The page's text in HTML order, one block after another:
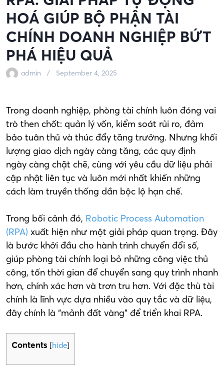
HOÁ GIÚP BỘ PHẬN TÀI
CHÍNH DOANH NGHIỆP BỨT
PHÁ HIỆU QUẢ
admin September 4, 2025
Trong doanh nghiệp, phòng tài chính luôn đóng vai
trò then chốt: quản lý vốn, kiểm soát rủi ro, đảm
bảo tuân thủ và thúc đẩy tăng trưởng. Nhưng khối
lượng giao dịch ngày càng tăng, các quy định
ngày càng chặt chẽ, cùng với yêu cầu dữ liệu phải
cập nhật liên tục và luôn mới nhất khiến những
cách làm truyền thống dần bộc lộ hạn chế.
Trong bối cảnh đó, Robotic Process Automation
(RPA) xuất hiện như một giải pháp quan trọng. Đây
là bước khởi đầu cho hành trình chuyển đổi số,
giúp phòng tài chính loại bỏ những công việc thủ
công, tốn thời gian để chuyển sang quy trình nhanh
hơn, chính xác hơn và trơn tru hơn. Với đặc thù tài
chính là lĩnh vực dựa nhiều vào quy tắc và dữ liệu,
đây chính là “mảnh đất vàng” để triển khai RPA.
Contents [hide]